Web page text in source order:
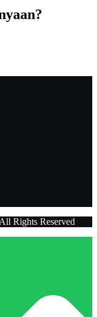
Rights Reserved